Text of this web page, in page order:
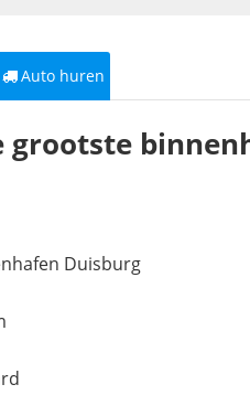
Auto huren
grootste
Duisburg